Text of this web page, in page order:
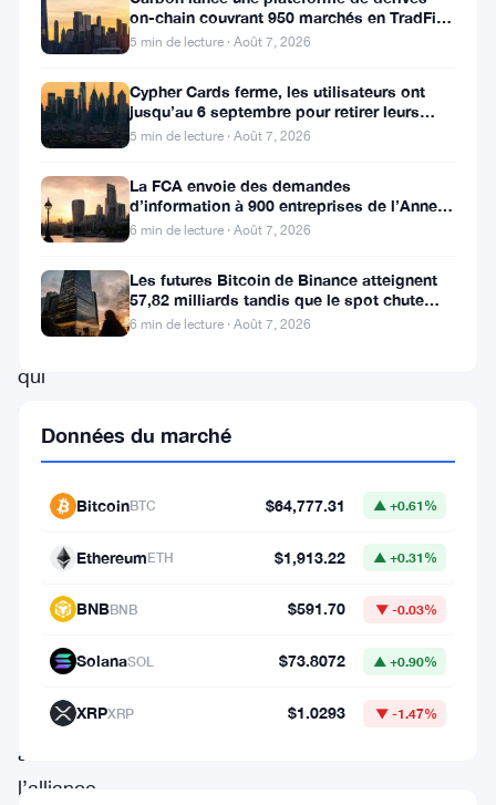
central
Binance
Blockchain
Week
Dubai
2024,
qui
déroulera
octobre
événement
avant
l’alliance
on-chain couvrant 950 marchés en TradFi et
crypto
5 min de lecture · Août 7, 2026
Cypher Cards ferme, les utilisateurs ont
jusqu’au 6 septembre pour retirer leurs
fonds
5 min de lecture · Août 7, 2026
La FCA envoie des demandes
d’information à 900 entreprises de l’Annexe
1 contre le blanchiment
6 min de lecture · Août 7, 2026
Les futures Bitcoin de Binance atteignent
57,82 milliards tandis que le spot chute
huit fois
6 min de lecture · Août 7, 2026
Données du marché
BitcoinBTC $64,777.31 ▲ +0.61%
EthereumETH $1,913.22 ▲ +0.31%
BNBBNB $591.70 ▼ -0.03%
SolanaSOL $73.8072 ▲ +0.90%
XRPXRP $1.0293 ▼ -1.47%